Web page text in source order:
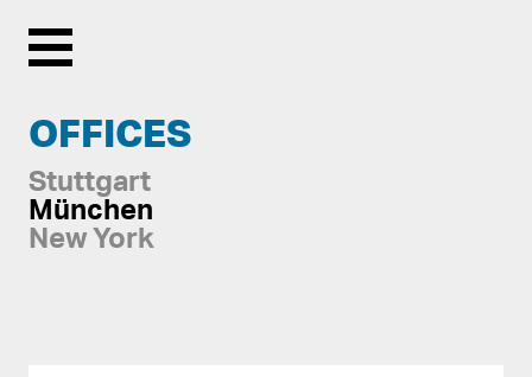
Menu
OFFICES
Stuttgart
München
New York